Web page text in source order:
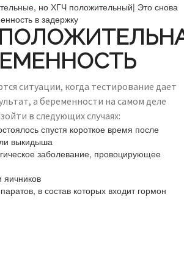
но ХГЧ положительный| Это снова
в задержку
ситуации, когда тестирование дает
а беременности на самом деле
в следующих случаях:
спустя короткое время после
выкидыша
заболевание, провоцирующее
в состав которых входит гормон